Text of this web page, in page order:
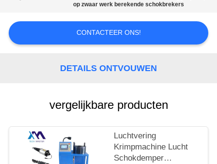
EEN
AANVRAGEN
SITEMAP
PRIVACY
BELEID
op zwaar werk berekende schokbrekers
CONTACTEER ONS!
DETAILS ONTVOUWEN
vergelijkbare producten
Luchtvering
Krimpmachine Lucht
Schokdemper